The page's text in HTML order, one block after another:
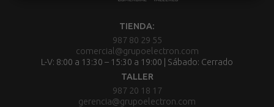
TIENDA:
987 80 29 55
comercial@grupoelectron.com
L-V: 8:00 a 13:30 – 15:30 a 19:00 | Sábado: Cerrado
TALLER
987 20 18 17
gerencia@grupoelectron.com